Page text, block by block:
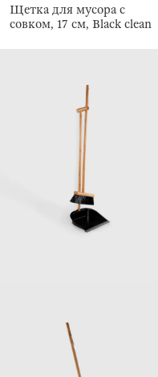
Щетка для мусора с
совком, 17 см, Black clean